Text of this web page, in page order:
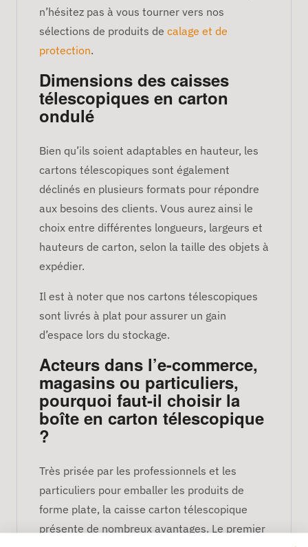
n’hésitez pas à vous tourner vers nos
sélections de produits de calage et de
protection.
Dimensions des caisses
télescopiques en carton
ondulé
Bien qu’ils soient adaptables en hauteur, les
cartons télescopiques sont également
déclinés en plusieurs formats pour répondre
aux besoins des clients. Vous aurez ainsi le
choix entre différentes longueurs, largeurs et
hauteurs de carton, selon la taille des objets à
expédier.
Il est à noter que nos cartons télescopiques
sont livrés à plat pour assurer un gain
d’espace lors du stockage.
Acteurs dans l’e-commerce,
magasins ou particuliers,
pourquoi faut-il choisir la
boîte en carton télescopique
?
Très prisée par les professionnels et les
particuliers pour emballer les produits de
forme plate, la caisse carton télescopique
présente de nombreux avantages. Le premier